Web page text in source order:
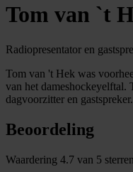
Tom van `t
Radiopresentator en
Tom van 't Hek was
van het dameshockeyelftal.
dagvoorzitter en gastspreker.
Beoordeling
Waardering 4.7 van 5